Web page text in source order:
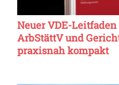
Neuer VDE-
ArbStättV und
praxisnah kompakt